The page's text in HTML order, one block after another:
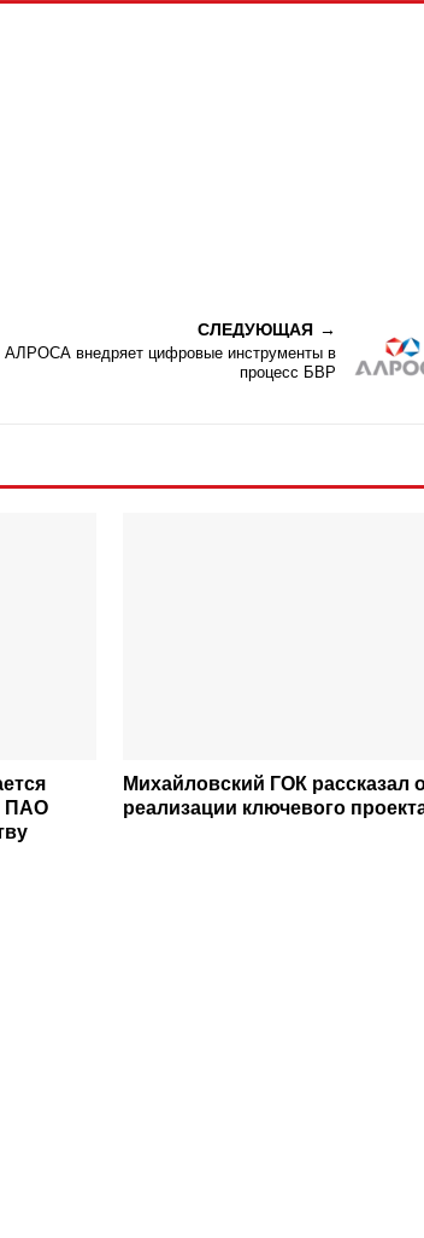
СЛЕДУЮЩАЯ
АЛРОСА внедряет цифровые инструменты в
процесс БВР
ПАО
Михайловский ГОК рассказал
реализации ключевого